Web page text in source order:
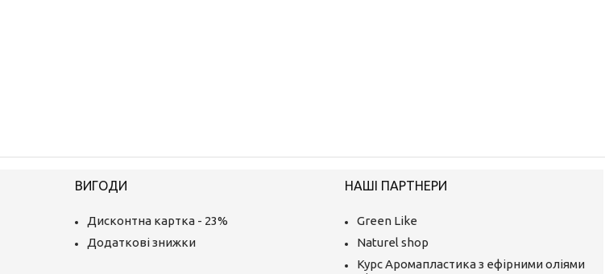
ВИГОДИ
Дисконтна картка - 23%
Додаткові знижки
НАШІ ПАРТНЕРИ
Green Like
Naturel shop
Курс Аромапластика з ефірними оліями